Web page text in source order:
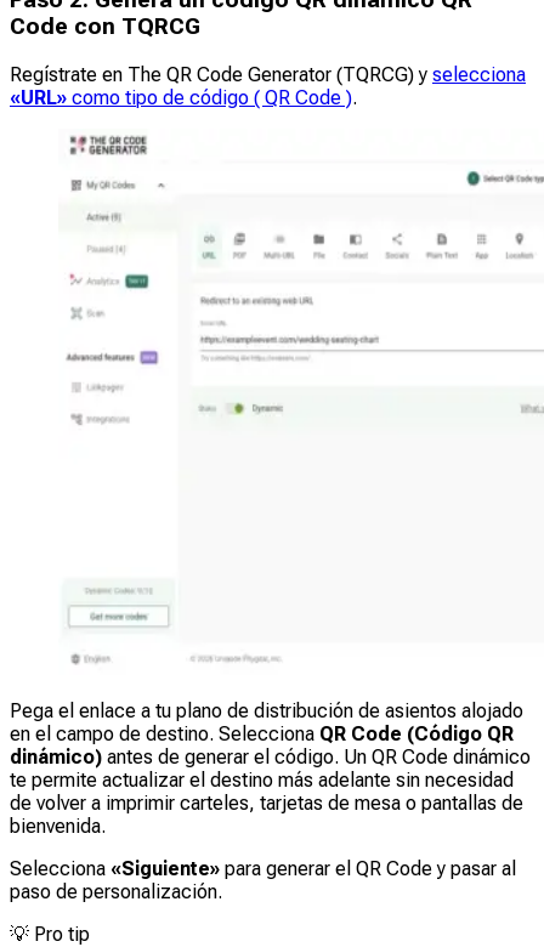
Code con TQRCG
Regístrate en The QR Code Generator (TQRCG) y selecciona
«URL» como tipo de código ( QR Code ).
Pega el enlace a tu plano de distribución de asientos alojado
en el campo de destino. Selecciona QR Code (Código QR
dinámico) antes de generar el código. Un QR Code dinámico
te permite actualizar el destino más adelante sin necesidad
de volver a imprimir carteles, tarjetas de mesa o pantallas de
bienvenida.
Selecciona «Siguiente» para generar el QR Code y pasar al
paso de personalización.
💡 Pro tip